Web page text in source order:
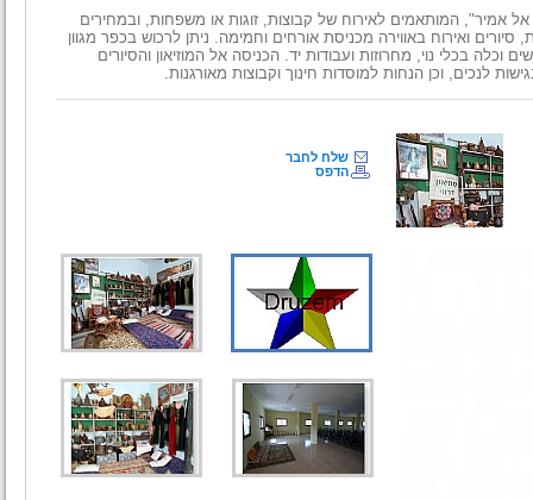
אל אמיר", המותאמים לאירוח של קבוצות, זוגות או משפחות, ובמחירים
סיורים ואירוח באווירה מכניסת אורחים וחמימה. ניתן לרכוש בכפר מגוון
בכלי נוי, מחרוזות ועבודות יד. הכניסה אל המוזיאון והסיורים
לנכים, וכן הנחות למוסדות חינוך וקבוצות מאורגנות.
שלח לחבר
הדפס